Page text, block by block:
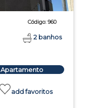
Código: 960
2 banhos
Apartamento
add favoritos